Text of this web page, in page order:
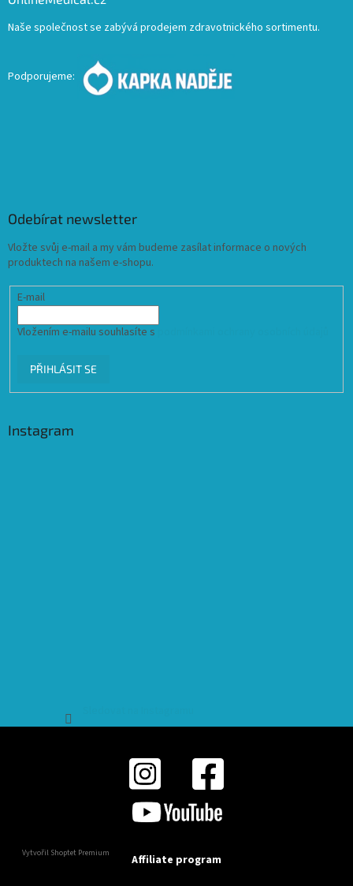
Naše společnost se zabývá prodejem zdravotnického sortimentu.
Podporujeme:
Odebírat newsletter
Vložte svůj e-mail a my vám budeme zasílat informace o nových
produktech na našem e-shopu.
E-mail
Vložením e-mailu souhlasíte s
PŘIHLÁSIT SE
Instagram
Vytvořil Shoptet Premium Affiliate program